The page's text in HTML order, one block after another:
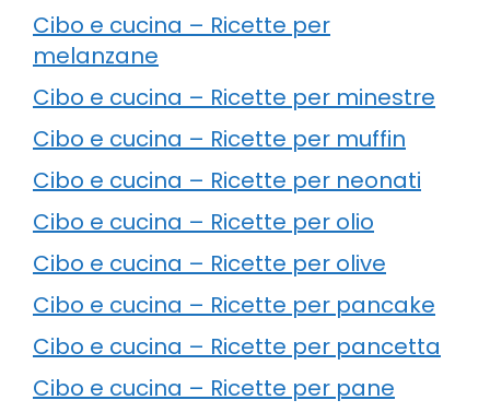
Cibo e cucina – Ricette per
melanzane
Cibo e cucina – Ricette per minestre
Cibo e cucina – Ricette per muffin
Cibo e cucina – Ricette per neonati
Cibo e cucina – Ricette per olio
Cibo e cucina – Ricette per olive
Cibo e cucina – Ricette per pancake
Cibo e cucina – Ricette per pancetta
Cibo e cucina – Ricette per pane